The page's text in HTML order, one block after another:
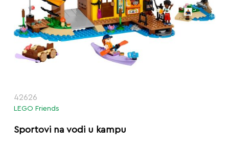
42626
LEGO Friends
Sportovi na vodi u kampu